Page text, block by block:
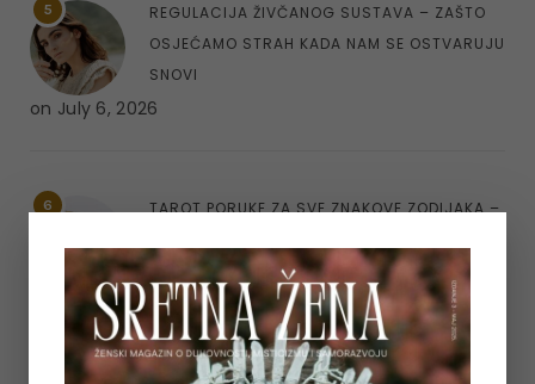
5
REGULACIJA ŽIVČANOG SUSTAVA – ZAŠTO
OSJEĆAMO STRAH KADA NAM SE OSTVARUJU
SNOVI
on July 6, 2026
6
TAROT PORUKE ZA SVE ZNAKOVE ZODIJAKA –
on June 25, 2026
KAKO OTPUSTITI POTREBU ZA KONTROLOM I